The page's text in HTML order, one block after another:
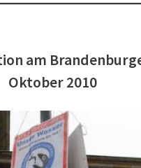
am
Oktober 2010